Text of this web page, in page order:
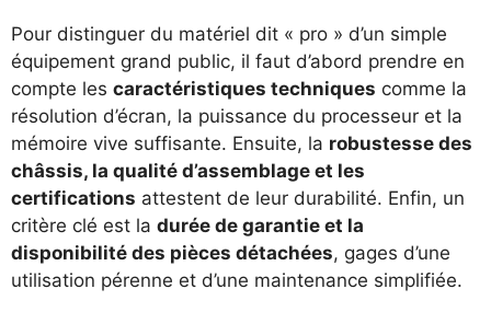
Pour distinguer du matériel dit « pro » d’un simple
équipement grand public, il faut d’abord prendre en
compte les caractéristiques techniques comme la
résolution d’écran, la puissance du processeur et la
mémoire vive suffisante. Ensuite, la robustesse des
châssis, la qualité d’assemblage et les
certifications attestent de leur durabilité. Enfin, un
critère clé est la durée de garantie et la
disponibilité des pièces détachées, gages d’une
utilisation pérenne et d’une maintenance simplifiée.